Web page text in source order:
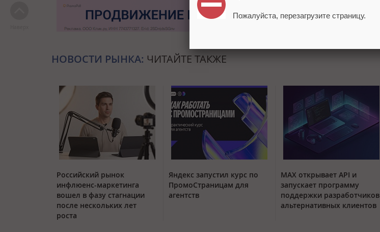
НОВОСТИ РЫНКА: ЧИТАЙТЕ ТАКЖЕ
Российский рынок
инфлюенс-маркетинга
вошел в фазу стагнации
после нескольких лет
роста
Яндекс запустил курс по
ПромоСтраницам для
агентств
MAX открывает API и
запускает программу
поддержки разработчиков
альтернативных клиентов
Пожалуйста, перезагрузите страницу.